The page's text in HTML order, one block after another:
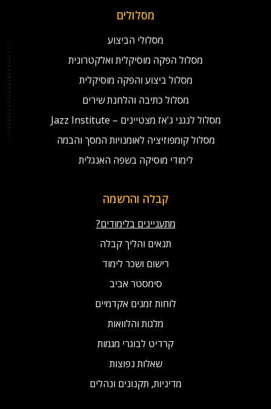
מסלולים
מסלולי הביצוע
מסלול הפקה מוסיקלית ואלקטרונית
מסלול ביצוע והפקה מוסיקלית
מסלול כתיבה והלחנת שירים
מסלול לנגני ג'אז מצטיינים – Jazz Institute
מסלול קומפוזיציה לאומנויות המסך והבמה
לימודי מוסיקה בשפה האנגלית
קבלה והרשמה
מתעניינים בלימודים?
תנאים והליך קבלה
רישום ושכר לימוד
סימסטר אביב
לוחות זמנים אקדמיים
מלגות והלוואות
קרדיט לבוגרי מגמות
שאלות נפוצות
מדיניות, תקנונים ונהלים